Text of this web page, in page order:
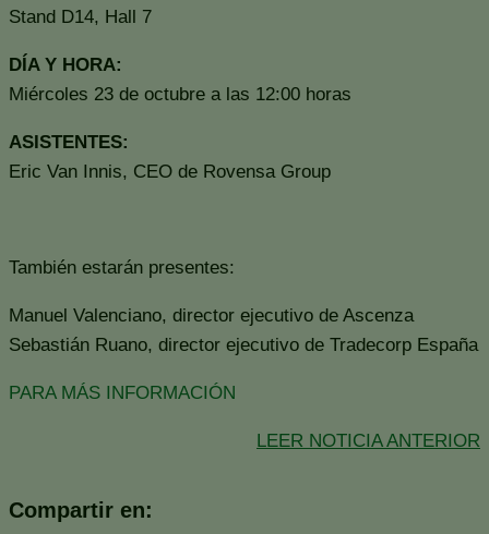
Stand D14, Hall 7
DÍA Y HORA:
Miércoles 23 de octubre a las 12:00 horas
ASISTENTES:
Eric Van Innis, CEO de Rovensa Group
También estarán presentes:
Manuel Valenciano, director ejecutivo de Ascenza
Sebastián Ruano, director ejecutivo de Tradecorp España
PARA MÁS INFORMACIÓN
LEER NOTICIA ANTERIOR
Compartir en: